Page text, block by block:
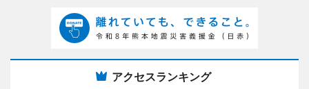
アクセスランキング